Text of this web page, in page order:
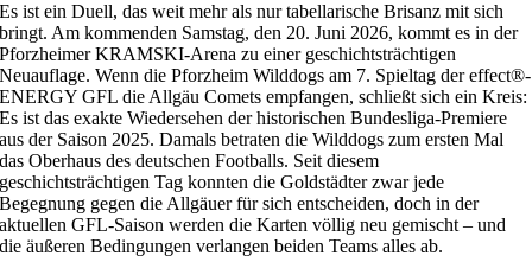
Es ist ein Duell, das weit mehr als nur tabellarische Brisanz mit sich
bringt. Am kommenden Samstag, den 20. Juni 2026, kommt es in der
Pforzheimer KRAMSKI-Arena zu einer geschichtsträchtigen
Neuauflage. Wenn die Pforzheim Wilddogs am 7. Spieltag der effect®-
ENERGY GFL die Allgäu Comets empfangen, schließt sich ein Kreis:
Es ist das exakte Wiedersehen der historischen Bundesliga-Premiere
aus der Saison 2025. Damals betraten die Wilddogs zum ersten Mal
das Oberhaus des deutschen Footballs. Seit diesem
geschichtsträchtigen Tag konnten die Goldstädter zwar jede
Begegnung gegen die Allgäuer für sich entscheiden, doch in der
aktuellen GFL-Saison werden die Karten völlig neu gemischt – und
die äußeren Bedingungen verlangen beiden Teams alles ab.